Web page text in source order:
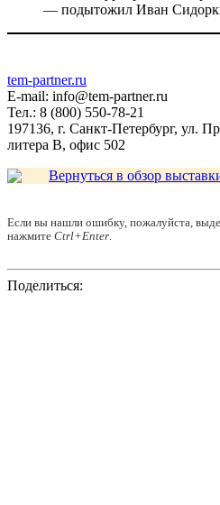
— подытожил Иван
tem-partner.ru
E-mail: info@tem-partner.ru
Тел.: 8 (800) 550-78-21
197136, г. Санкт-Петербург, ул.
литера В, офис 502
Вернуться в обзор
Если вы нашли ошибку, пожалуйста,
нажмите Ctrl+Enter
Поделиться: